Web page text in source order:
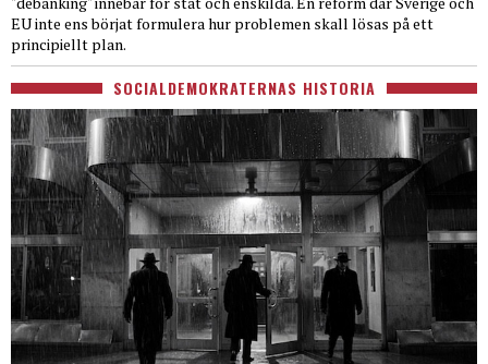
EU inte ens börjat formulera hur problemen skall lösas på ett
principiellt plan.
SOCIALDEMOKRATERNAS HISTORIA